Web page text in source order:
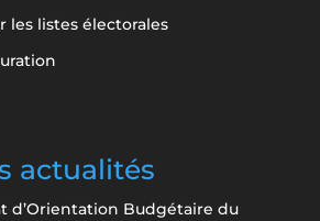
les listes électorales
actualités
d’Orientation Budgétaire du